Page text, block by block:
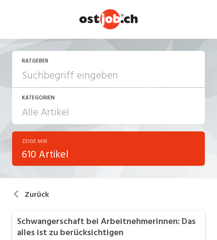
RATGEBER
KATEGORIEN
Arbeiten in der Schweiz
Arbeitsalltag
Bewerbung
ZEIGE MIR
610 Artikel
Zurück
Schwangerschaft bei Arbeitnehmerinnen: Das
alles ist zu berücksichtigen